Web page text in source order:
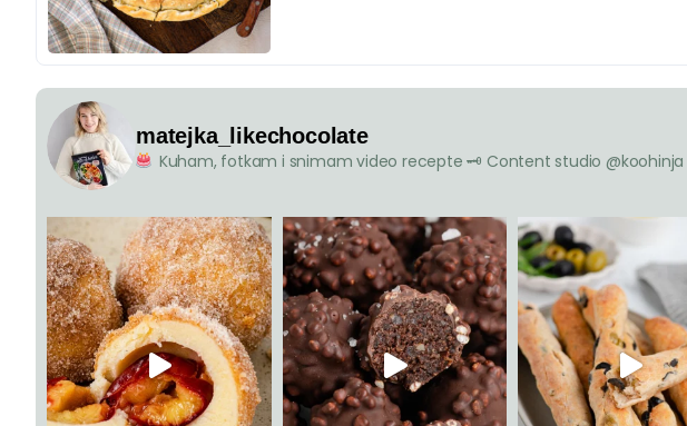
matejka_likechocolate
Kuham, fotkam i snimam video recepte 🗝 Content studio @koohinja